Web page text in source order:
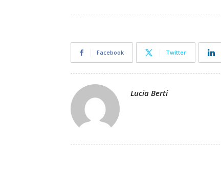
Facebook Twitter
Lucia Berti